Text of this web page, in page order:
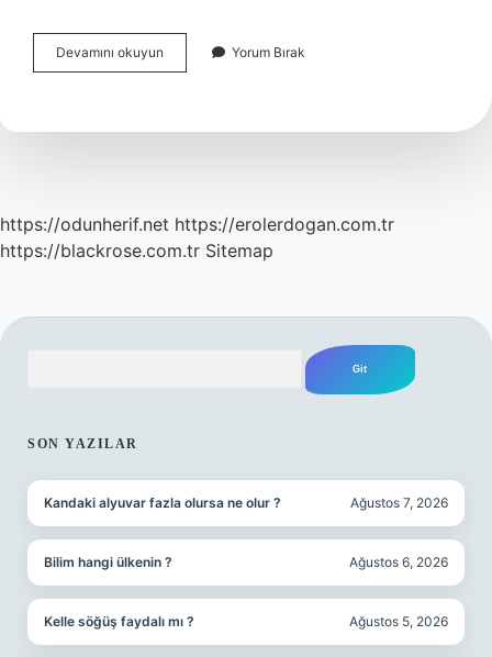
Devamını okuyun Politeizmin
Kurucusu
Yorum Bırak
https://odunherif.net https://erolerdogan.com.tr
https://blackrose.com.tr Sitemap
SON YAZILAR
Kandaki alyuvar fazla olursa ne olur ? Ağustos 7, 2026
Bilim hangi ülkenin ? Ağustos 6, 2026
Kelle söğüş faydalı mı ? Ağustos 5, 2026